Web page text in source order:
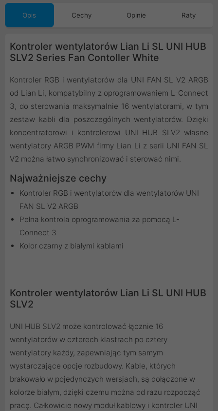
Opis Cechy Opinie Raty
Kontroler wentylatorów Lian Li SL UNI HUB
SLV2 Series Fan Contoller White
Kontroler RGB i wentylatorów dla UNI FAN SL V2 ARGB
od Lian Li, kompatybilny z oprogramowaniem L-Connect
3, do sterowania maksymalnie 16 wentylatorami, w tym
zestaw kabli dla poszczególnych wentylatorów. Dzięki
koncentratorowi i kontrolerowi UNI HUB SLV2 własne
wentylatory ARGB PWM firmy Lian Li z serii UNI FAN SL
V2 można łatwo synchronizować i sterować nimi.
Najważniejsze cechy
Kontroler RGB i wentylatorów dla wentylatorów UNI
FAN SL V2 ARGB
Pełna kontrola oprogramowania za pomocą L-
Connect 3
Kolor czarny z białymi kablami
Kontroler wentylatorów Lian Li SL UNI HUB
SLV2
UNI HUB SLV2 może kontrolować łącznie 16
wentylatorów w czterech klastrach po cztery
wentylatory każdy, zapewniając tym samym
wystarczające opcje rozbudowy. Kable, których
brakowało w pojedynczych wersjach, są dołączone w
kolorze białym, dzięki czemu można od razu rozpocząć
pracę. Całkowicie nowy moduł kablowy i kontroler UNI